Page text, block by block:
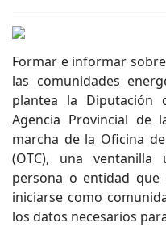
Formar e informar
las comunidades
plantea la Diputación
Agencia Provincial de
marcha de la Oficina
(OTC), una
persona o entidad que
iniciarse como
los datos necesarios